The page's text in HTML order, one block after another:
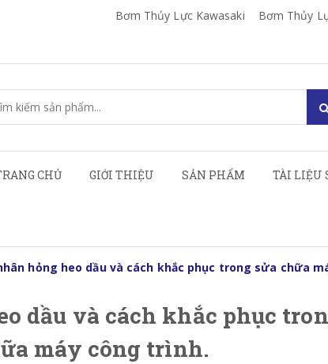
Bơm Thủy Lực Kawasaki Bơm Thủy
CHỦ GIỚI THIỆU SẢN PHẨM TÀI LIỆU
hỏng heo dầu và cách khắc phục trong sửa chữa
dầu và cách khắc phục
máy công trình.